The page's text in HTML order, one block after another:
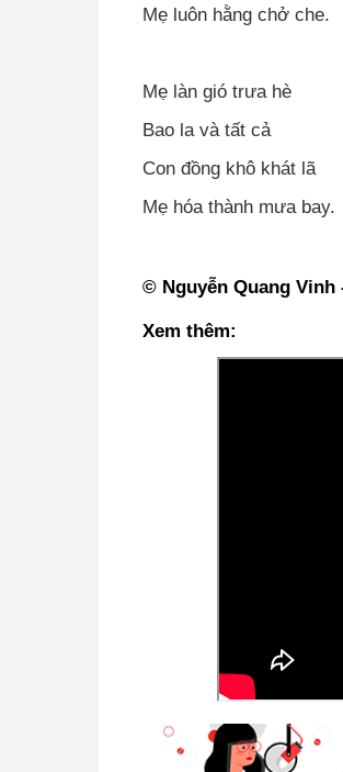
Mẹ luôn hằng chở che.
Mẹ làn gió trưa hè
Bao la và tất cả
Con đồng khô khát lã
Mẹ hóa thành mưa bay.
© Nguyễn Quang
Xem thêm: